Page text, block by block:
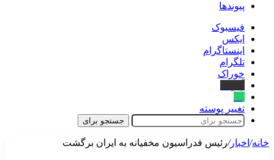
پیوندها
فیسبوک
ایکس
اینستاگرام
تلگرام
خوراک
تغییر پوسته
جستجو برای
خانه/ اخبار/رئیس فدراسیون مخفیانه به ایران برگشت